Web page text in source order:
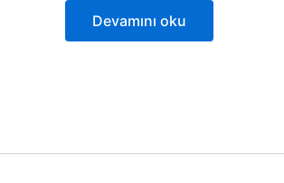
Devamını oku